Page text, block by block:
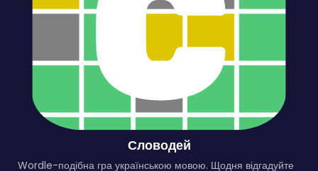
Словодей
Wordle-подібна гра українською мовою. Щодня відгадуйте